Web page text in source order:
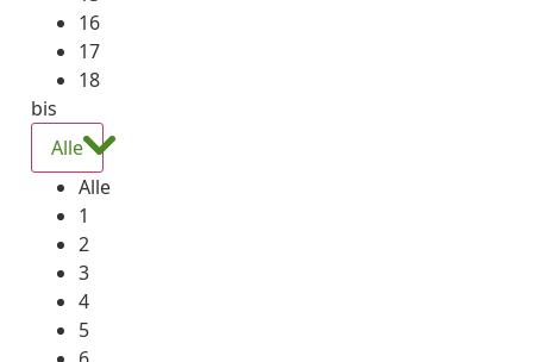
16
17
18
bis
Alle
Alle
1
2
3
4
5